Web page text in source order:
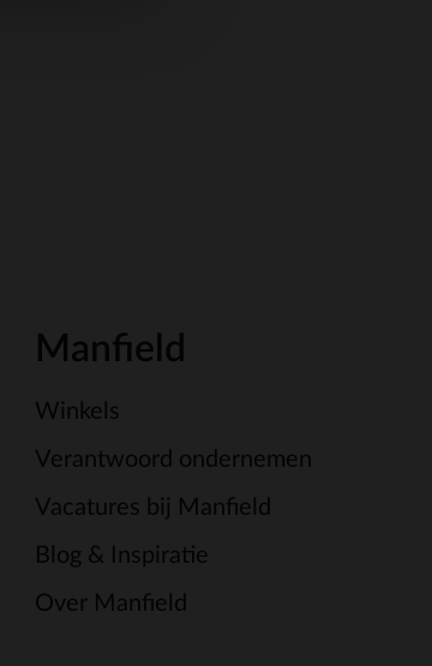
Manfield
Winkels
Verantwoord ondernemen
Vacatures bij Manfield
Blog & Inspiratie
Over Manfield